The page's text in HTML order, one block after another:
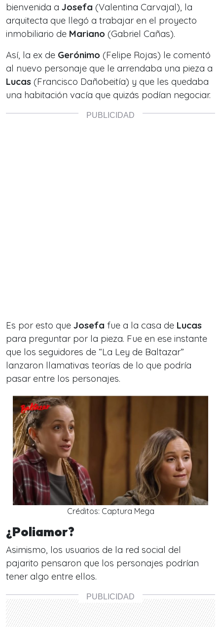
bienvenida a Josefa (Valentina Carvajal), la
arquitecta que llegó a trabajar en el proyecto
inmobiliario de Mariano (Gabriel Cañas).
Así, la ex de Gerónimo (Felipe Rojas) le comentó
al nuevo personaje que le arrendaba una pieza a
Lucas (Francisco Dañobeitía) y que les quedaba
una habitación vacía que quizás podían negociar.
Es por esto que Josefa fue a la casa de Lucas
para preguntar por la pieza. Fue en ese instante
que los seguidores de “La Ley de Baltazar”
lanzaron llamativas teorías de lo que podría
pasar entre los personajes.
Créditos: Captura Mega
¿Poliamor?
Asimismo, los usuarios de la red social del
pajarito pensaron que los personajes podrían
tener algo entre ellos.